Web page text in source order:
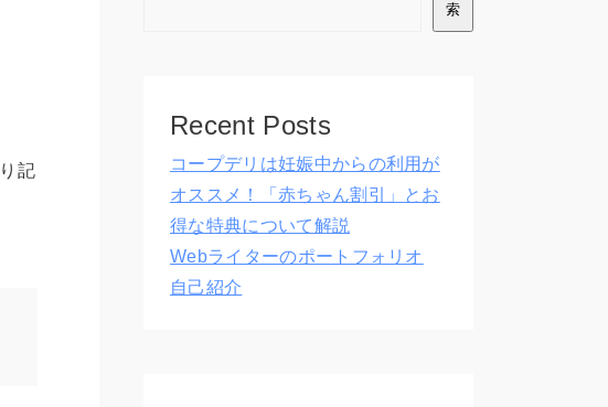
記
索
Recent Posts
コープデリは妊娠中からの利用が
オススメ！「赤ちゃん割引」とお
得な特典について解説
Webライターのポートフォリオ
自己紹介